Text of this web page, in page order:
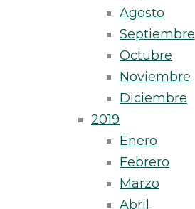
Agosto
Septiembre
Octubre
Noviembre
Diciembre
2019
Enero
Febrero
Marzo
Abril